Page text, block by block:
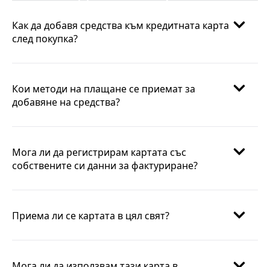
Как да добавя средства към кредитната карта
след покупка?
Кои методи на плащане се приемат за
добавяне на средства?
Мога ли да регистрирам картата със
собствените си данни за фактуриране?
Приема ли се картата в цял свят?